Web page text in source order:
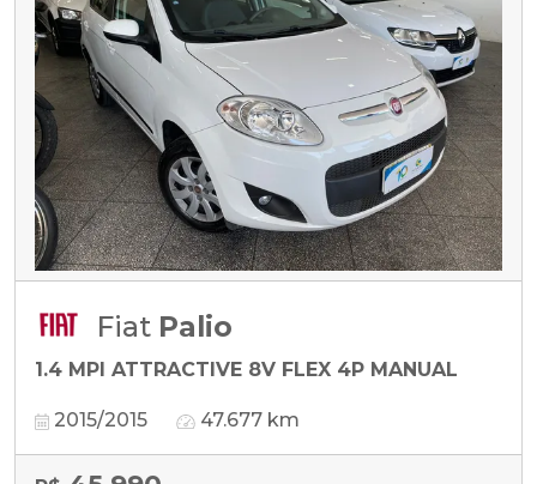
Fiat Palio
1.4 MPI ATTRACTIVE 8V FLEX 4P MANUAL
2015/2015 47.677 km